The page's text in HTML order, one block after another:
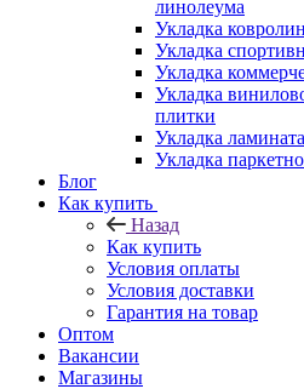
линолеума
Укладка
Укладка
Укладка
Укладка
плитки
Укладка ламината
Укладка
Блог
Как купить
Назад
Как купить
Условия оплаты
Условия доставки
Гарантия на товар
Оптом
Вакансии
Магазины